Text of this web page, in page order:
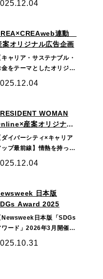
連動
案オリジナル広告企画
キャリア・サステナブル・
金をテーマとしたオリジナ
WOMAN
産案オリジナル
告企画
ダイバーシティ×キャリア
ップ最前線】情熱を持って
日本版
Award 2025
Newsweek日本版「SDGs
ワード」2026年3月開催】